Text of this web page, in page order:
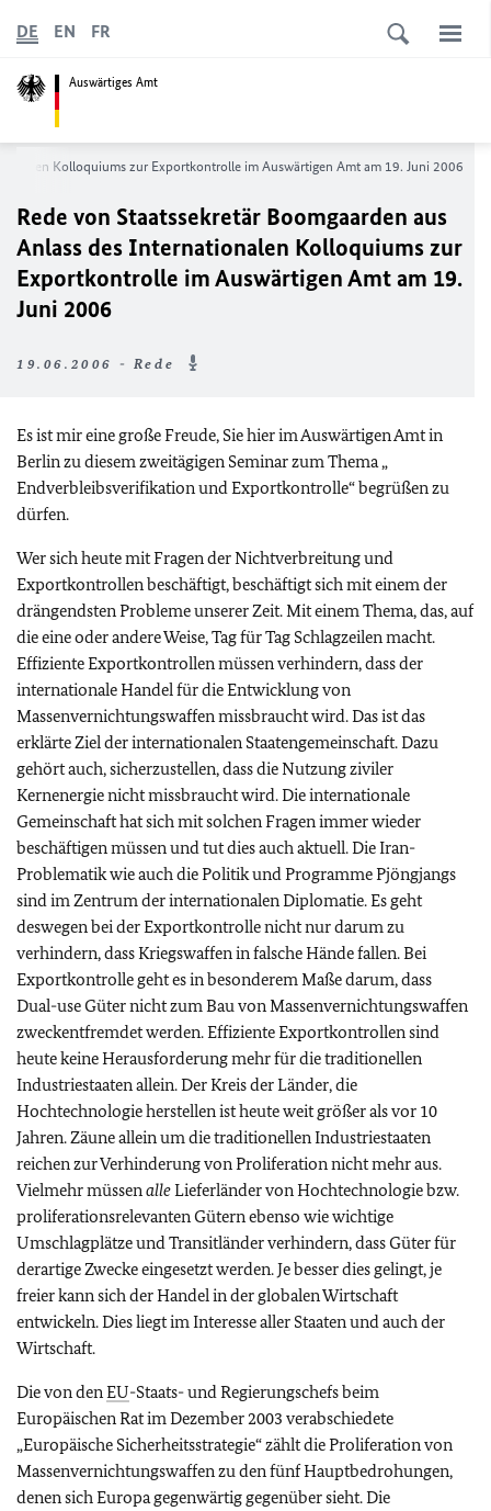
Auswärtiges Amt
DE EN FR
Kolloquiums zur Exportkontrolle im Auswärtigen Amt am 19. Juni 2006
Rede von Staatssekretär Boomgaarden aus
Anlass des Internationalen Kolloquiums zur
Exportkontrolle im Auswärtigen Amt am 19.
Juni 2006
19.06.2006 - Rede
Es ist mir eine große Freude, Sie hier im Auswärtigen Amt in
Berlin zu diesem zweitägigen Seminar zum Thema „
Endverbleibsverifikation und Exportkontrolle“ begrüßen zu
dürfen.
Wer sich heute mit Fragen der Nichtverbreitung und
Exportkontrollen beschäftigt, beschäftigt sich mit einem der
drängendsten Probleme unserer Zeit. Mit einem Thema, das, auf
die eine oder andere Weise, Tag für Tag Schlagzeilen macht.
Effiziente Exportkontrollen müssen verhindern, dass der
internationale Handel für die Entwicklung von
Massenvernichtungswaffen missbraucht wird. Das ist das
erklärte Ziel der internationalen Staatengemeinschaft. Dazu
gehört auch, sicherzustellen, dass die Nutzung ziviler
Kernenergie nicht missbraucht wird. Die internationale
Gemeinschaft hat sich mit solchen Fragen immer wieder
beschäftigen müssen und tut dies auch aktuell. Die Iran-
Problematik wie auch die Politik und Programme Pjöngjangs
sind im Zentrum der internationalen Diplomatie. Es geht
deswegen bei der Exportkontrolle nicht nur darum zu
verhindern, dass Kriegswaffen in falsche Hände fallen. Bei
Exportkontrolle geht es in besonderem Maße darum, dass
Dual-use Güter nicht zum Bau von Massenvernichtungswaffen
zweckentfremdet werden. Effiziente Exportkontrollen sind
heute keine Herausforderung mehr für die traditionellen
Industriestaaten allein. Der Kreis der Länder, die
Hochtechnologie herstellen ist heute weit größer als vor 10
Jahren. Zäune allein um die traditionellen Industriestaaten
reichen zur Verhinderung von Proliferation nicht mehr aus.
Vielmehr müssenalleLieferländer von Hochtechnologie bzw.
proliferationsrelevanten Gütern ebenso wie wichtige
Umschlagplätze und Transitländer verhindern, dass Güter für
derartige Zwecke eingesetzt werden. Je besser dies gelingt, je
freier kann sich der Handel in der globalen Wirtschaft
entwickeln. Dies liegt im Interesse aller Staaten und auch der
Wirtschaft.
Die von denEU-Staats- und Regierungschefs beim
Europäischen Rat im Dezember 2003 verabschiedete
„Europäische Sicherheitsstrategie“ zählt die Proliferation von
Massenvernichtungswaffen zu den fünf Hauptbedrohungen,
denen sich Europa gegenwärtig gegenüber sieht. Die